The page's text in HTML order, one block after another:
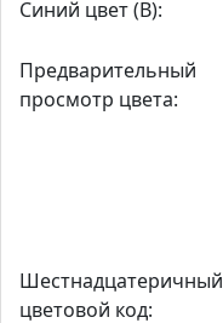
Синий цвет (B):
Предварительный
просмотр цвета:
Шестнадцатеричный
цветовой код: